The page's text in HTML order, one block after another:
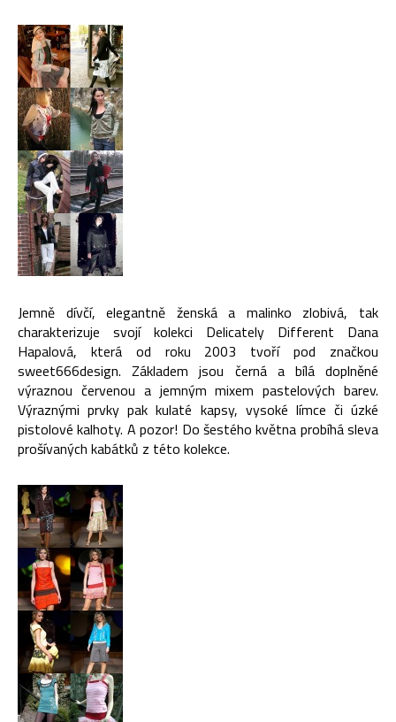
Jemně dívčí, elegantně ženská a malinko zlobivá, tak
charakterizuje svojí kolekci Delicately Different Dana
Hapalová, která od roku 2003 tvoří pod značkou
sweet666design. Základem jsou černá a bílá doplněné
výraznou červenou a jemným mixem pastelových barev.
Výraznými prvky pak kulaté kapsy, vysoké límce či úzké
pistolové kalhoty. A pozor! Do šestého května probíhá sleva
prošívaných kabátků z této kolekce.